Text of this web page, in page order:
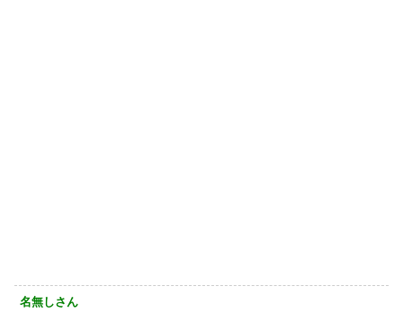
名無しさん